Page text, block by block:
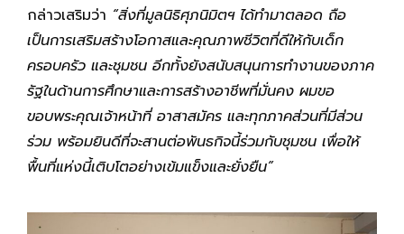
กล่าวเสริมว่า “สิ่งที่มูลนิธิศุภนิมิตฯ ได้ทำมาตลอด ถือ
เป็นการเสริมสร้างโอกาสและคุณภาพชีวิตที่ดีให้กับเด็ก
ครอบครัว และชุมชน อีกทั้งยังสนับสนุนการทำงานของภาค
รัฐในด้านการศึกษาและการสร้างอาชีพที่มั่นคง ผมขอ
ขอบพระคุณเจ้าหน้าที่ อาสาสมัคร และทุกภาคส่วนที่มีส่วน
ร่วม พร้อมยินดีที่จะสานต่อพันธกิจนี้ร่วมกับชุมชน เพื่อให้
พื้นที่แห่งนี้เติบโตอย่างเข้มแข็งและยั่งยืน”